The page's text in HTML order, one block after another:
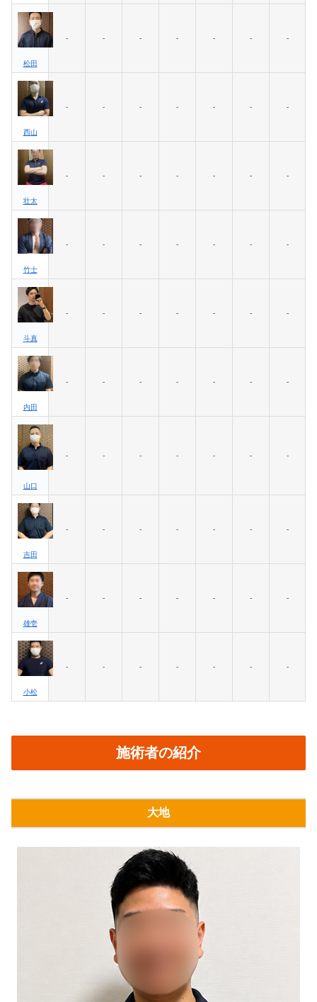
松田
- - - - - - -
西山
- - - - - - -
壮太
- - - - - - -
竹士
- - - - - - -
斗真
- - - - - - -
内田
- - - - - - -
山口
- - - - - - -
吉田
- - - - - - -
雄壱
- - - - - - -
小松
- - - - - - -
施術者の紹介
大地